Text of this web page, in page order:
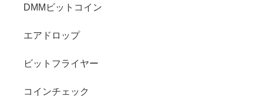
DMMビットコイン
エアドロップ
ビットフライヤー
コインチェック